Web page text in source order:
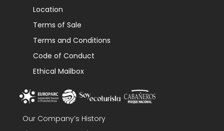
Location
Terms of Sale
Terms and Conditions
Code of Conduct
Ethical Mailbox
Our Company’s History